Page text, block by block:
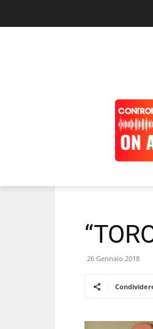
26 Gennaio 2018